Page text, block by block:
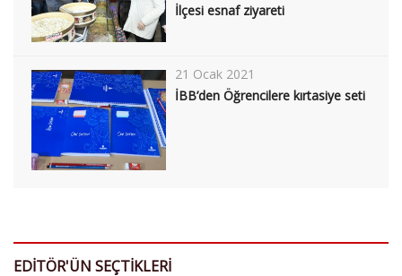
İlçesi esnaf ziyareti
21 Ocak 2021
İBB’den Öğrencilere kırtasiye seti
EDİTÖR'ÜN SEÇTİKLERİ